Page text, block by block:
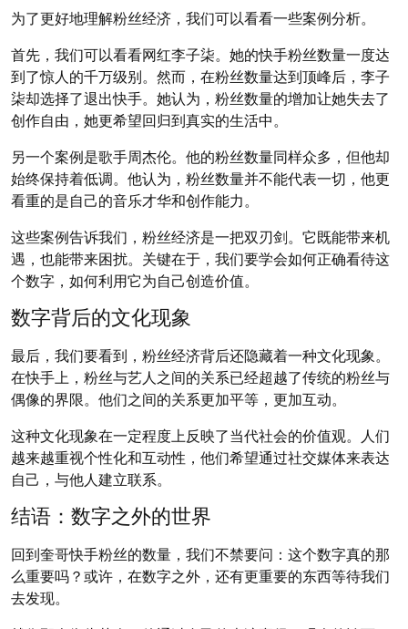
为了更好地理解粉丝经济，我们可以看看一些案例分析。
首先，我们可以看看网红李子柒。她的快手粉丝数量一度达
到了惊人的千万级别。然而，在粉丝数量达到顶峰后，李子
柒却选择了退出快手。她认为，粉丝数量的增加让她失去了
创作自由，她更希望回归到真实的生活中。
另一个案例是歌手周杰伦。他的粉丝数量同样众多，但他却
始终保持着低调。他认为，粉丝数量并不能代表一切，他更
看重的是自己的音乐才华和创作能力。
这些案例告诉我们，粉丝经济是一把双刃剑。它既能带来机
遇，也能带来困扰。关键在于，我们要学会如何正确看待这
个数字，如何利用它为自己创造价值。
数字背后的文化现象
最后，我们要看到，粉丝经济背后还隐藏着一种文化现象。
在快手上，粉丝与艺人之间的关系已经超越了传统的粉丝与
偶像的界限。他们之间的关系更加平等，更加互动。
这种文化现象在一定程度上反映了当代社会的价值观。人们
越来越重视个性化和互动性，他们希望通过社交媒体来表达
自己，与他人建立联系。
结语：数字之外的世界
回到奎哥快手粉丝的数量，我们不禁要问：这个数字真的那
么重要吗？或许，在数字之外，还有更重要的东西等待我们
去发现。